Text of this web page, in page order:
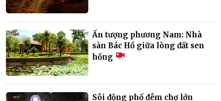
Ấn tượng phương Nam: Nhà
sàn Bác Hồ giữa lòng đất sen
hồng
Sôi động phố đêm chợ lớn